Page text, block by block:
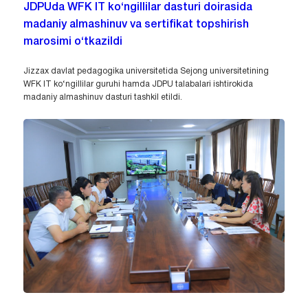
JDPUda WFK IT ko‘ngillilar dasturi doirasida
madaniy almashinuv va sertifikat topshirish
marosimi o‘tkazildi
Jizzax davlat pedagogika universitetida Sejong universitetining
WFK IT ko‘ngillilar guruhi hamda JDPU talabalari ishtirokida
madaniy almashinuv dasturi tashkil etildi.